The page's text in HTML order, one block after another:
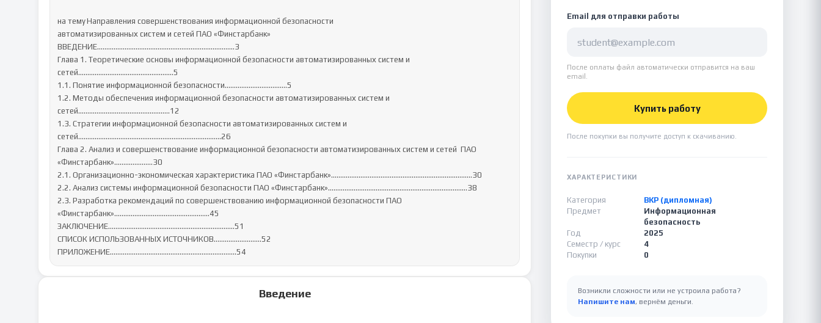
на тему	Направления совершенствования информационной безопасности
автоматизированных систем и сетей ПАО «Финстарбанк»
ВВЕДЕНИЕ………………………………………………………………...3
Глава 1. Теоретические основы информационной безопасности автоматизированных систем и
сетей‬…………………………………………….5
1.1. Понятие информационной безопасности‬‬…………………………….5
1.2. Методы обеспечения информационной безопасности автоматизированных систем и
сетей‬‬…………………………………………..12
1.3. Стратегии информационной безопасности автоматизированных систем и
сетей‬‬‬‬‬‬‬‬‬‬‬‬‬‬‬‬‬‬…………………………………………………………………...26
Глава 2. Анализ и совершенствование информационной безопасности автоматизированных систем и сетей ‬ ПАО
«Финстарбанк»…………………30
2.1. Организационно-экономическая характеристика ПАО «Финстарбанк»…………………………………………………………………..30
2.2. Анализ системы информационной безопасности ПАО «Финстарбанк»……………………………………………………………….…38
2.3. Разработка рекомендаций по совершенствованию информационной безопасности ПАО
«Финстарбанк»………………………………………….…45
ЗАКЛЮЧЕНИЕ……………………………………………………………51
СПИСОК ИСПОЛЬЗОВАННЫХ ИСТОЧНИКОВ…………………..…52
ПРИЛОЖЕНИЕ………………………………………………………..….54
Введение
Email для отправки работы
После оплаты файл автоматически отправится на ваш
email.
Купить работу
После покупки вы получите доступ к скачиванию.
ХАРАКТЕРИСТИКИ
Категория
ВКР (дипломная)
Предмет
Информационная
безопасность
Год
2025
Семестр / курс
4
Покупки
0
Возникли сложности или не устроила работа?
Напишите нам, вернём деньги.